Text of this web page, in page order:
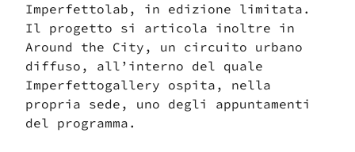
Imperfettolab, in edizione limitata.
Il progetto si articola inoltre in
Around the City, un circuito urbano
diffuso, all’interno del quale
Imperfettogallery ospita, nella
propria sede, uno degli appuntamenti
del programma.